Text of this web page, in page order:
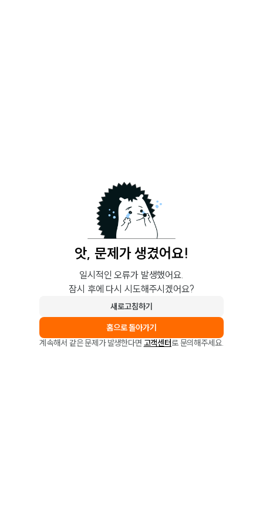
앗, 문제가 생겼어요!
일시적인 오류가 발생했어요.
잠시 후에 다시 시도해주시겠어요?
새로고침하기
홈으로 돌아가기
계속해서 같은 문제가 발생한다면 고객센터로 문의해주세요.